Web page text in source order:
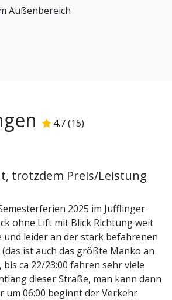
Außenbereich
4.7/5
4.7(15)
trotzdem Preis/Leistung
2025 im Jufflinger
ohne Lift mit Blick Richtung weit
leider an der stark befahrenen
ist auch das größte Manko an
ca 22/23:00 fahren sehr viele
dieser Straße, man kann dann
um 06:00 beginnt der Verkehr